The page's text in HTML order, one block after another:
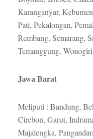
Karanganyar,
Pati, Pekalongan,
Rembang, Semarang,
Temanggung,
Jawa Barat
Meliputi : Bandung,
Cirebon, Garut,
Majalengka,